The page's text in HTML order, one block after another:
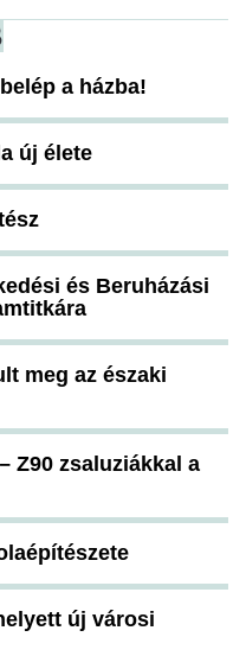
a házba!
új élete
és Beruházási
meg az északi
Z90 zsaluziákkal a
új városi